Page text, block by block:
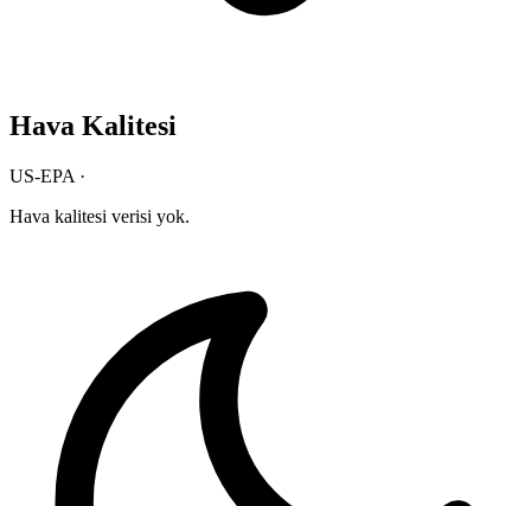
Hava Kalitesi
US-EPA ·
Hava kalitesi verisi yok.